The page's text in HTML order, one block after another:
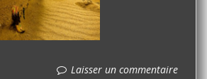
Laisser un commentaire